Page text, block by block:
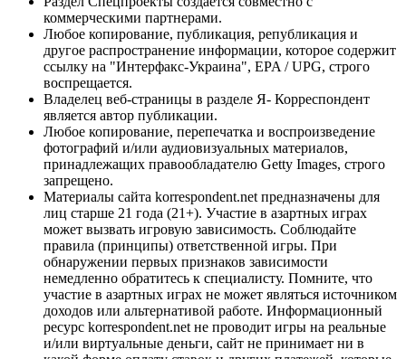
коммерческими партнерами.
Любое копирование, публикация, републикация и
другое распространение информации, которое содержит
ссылку на "Интерфакс-Украина", EPA / UPG, строго
воспрещается.
Владелец веб-страницы в разделе Я- Корреспондент
является автор публикации.
Любое копирование, перепечатка и воспроизведение
фотографий и/или аудиовизуальных материалов,
принадлежащих правообладателю Getty Images, строго
запрещено.
Материалы сайта korrespondent.net предназначены для
лиц старше 21 года (21+). Участие в азартных играх
может вызвать игровую зависимость. Соблюдайте
правила (принципы) ответственной игры. При
обнаружении первых признаков зависимости
немедленно обратитесь к специалисту. Помните, что
участие в азартных играх не может являться источником
доходов или альтернативой работе. Информационный
ресурс korrespondent.net не проводит игры на реальные
и/или виртуальные деньги, сайт не принимает ни в